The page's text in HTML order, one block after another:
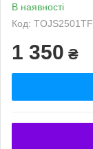
В наявності
Код: TOJS2501TF
1 350 ₴